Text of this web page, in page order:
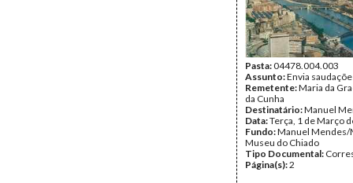
Pasta:04478.004.003
Assunto:Envia
Remetente:Maria da
da Cunha
Destinatário:Manuel
Data:Terça, 1 de Março
Fundo:Manuel Mendes/
Museu do Chiado
Tipo Documental:
Página(s):2